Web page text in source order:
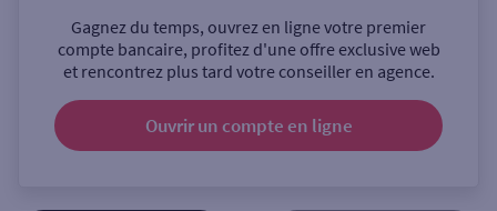
Sélectionnez votre recherche
Ouverte le samedi
Gagnez du temps, ouvrez en ligne votre premier
compte bancaire, profitez d'une offre exclusive web
et rencontrez plus tard votre conseiller en agence.
Ouvrir un compte en ligne